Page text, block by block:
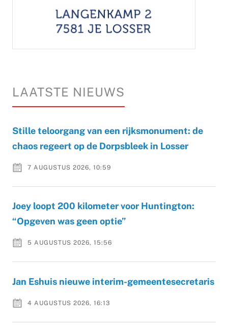
LAATSTE NIEUWS
Stille teloorgang van een rijksmonument: de
chaos regeert op de Dorpsbleek in Losser
7 AUGUSTUS 2026, 10:59
Joey loopt 200 kilometer voor Huntington:
“Opgeven was geen optie”
5 AUGUSTUS 2026, 15:56
Jan Eshuis nieuwe interim-gemeentesecretaris
4 AUGUSTUS 2026, 16:13